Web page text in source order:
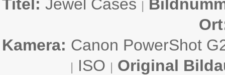
Titel: Jewel Cases |
Kamera: Canon PowerShot
| ISO | Original